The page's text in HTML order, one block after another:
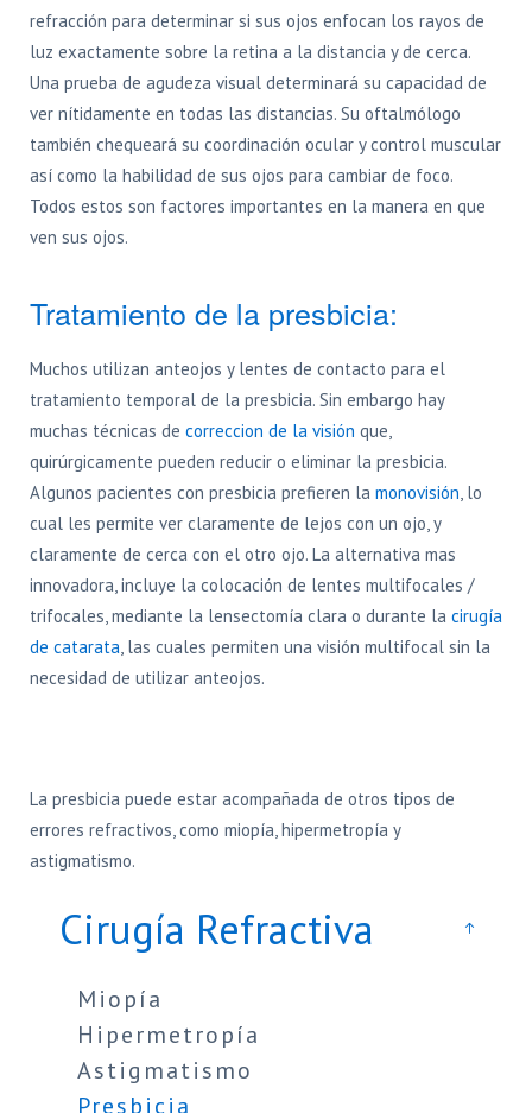
refracción para determinar si sus ojos enfocan los rayos de
luz exactamente sobre la retina a la distancia y de cerca.
Una prueba de agudeza visual determinará su capacidad de
ver nítidamente en todas las distancias. Su oftalmólogo
también chequeará su coordinación ocular y control muscular
así como la habilidad de sus ojos para cambiar de foco.
Todos estos son factores importantes en la manera en que
ven sus ojos.
Tratamiento de la presbicia:
Muchos utilizan anteojos y lentes de contacto para el
tratamiento temporal de la presbicia. Sin embargo hay
muchas técnicas de correccion de la visión que,
quirúrgicamente pueden reducir o eliminar la presbicia.
Algunos pacientes con presbicia prefieren la monovisión, lo
cual les permite ver claramente de lejos con un ojo, y
claramente de cerca con el otro ojo. La alternativa mas
innovadora, incluye la colocación de lentes multifocales /
trifocales, mediante la lensectomía clara o durante la cirugía
de catarata, las cuales permiten una visión multifocal sin la
necesidad de utilizar anteojos.
La presbicia puede estar acompañada de otros tipos de
errores refractivos, como miopía, hipermetropía y
astigmatismo.
Cirugía Refractiva
Miopía
Hipermetropía
Astigmatismo
Presbicia